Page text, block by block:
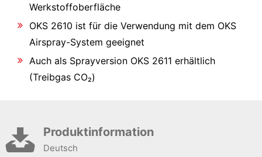
Werkstoffoberfläche
OKS 2610 ist für die Verwendung mit dem OKS
Airspray-System geeignet
Auch als Sprayversion OKS 2611 erhältlich
(Treibgas CO₂)
Produktinformation
Deutsch